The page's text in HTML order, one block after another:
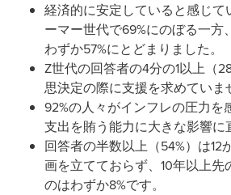
経済的に安定していると感じ
ーマー世代で69%にのぼる一方
わずか57%にとどまりました。
Z世代の回答者の4分の1以上（
思決定の際に支援を求めていま
92%の人々がインフレの圧力を
支出を賄う能力に大きな影響に
回答者の半数以上（54%）は12
画を立てておらず、10年以上先
のはわずか8%です。